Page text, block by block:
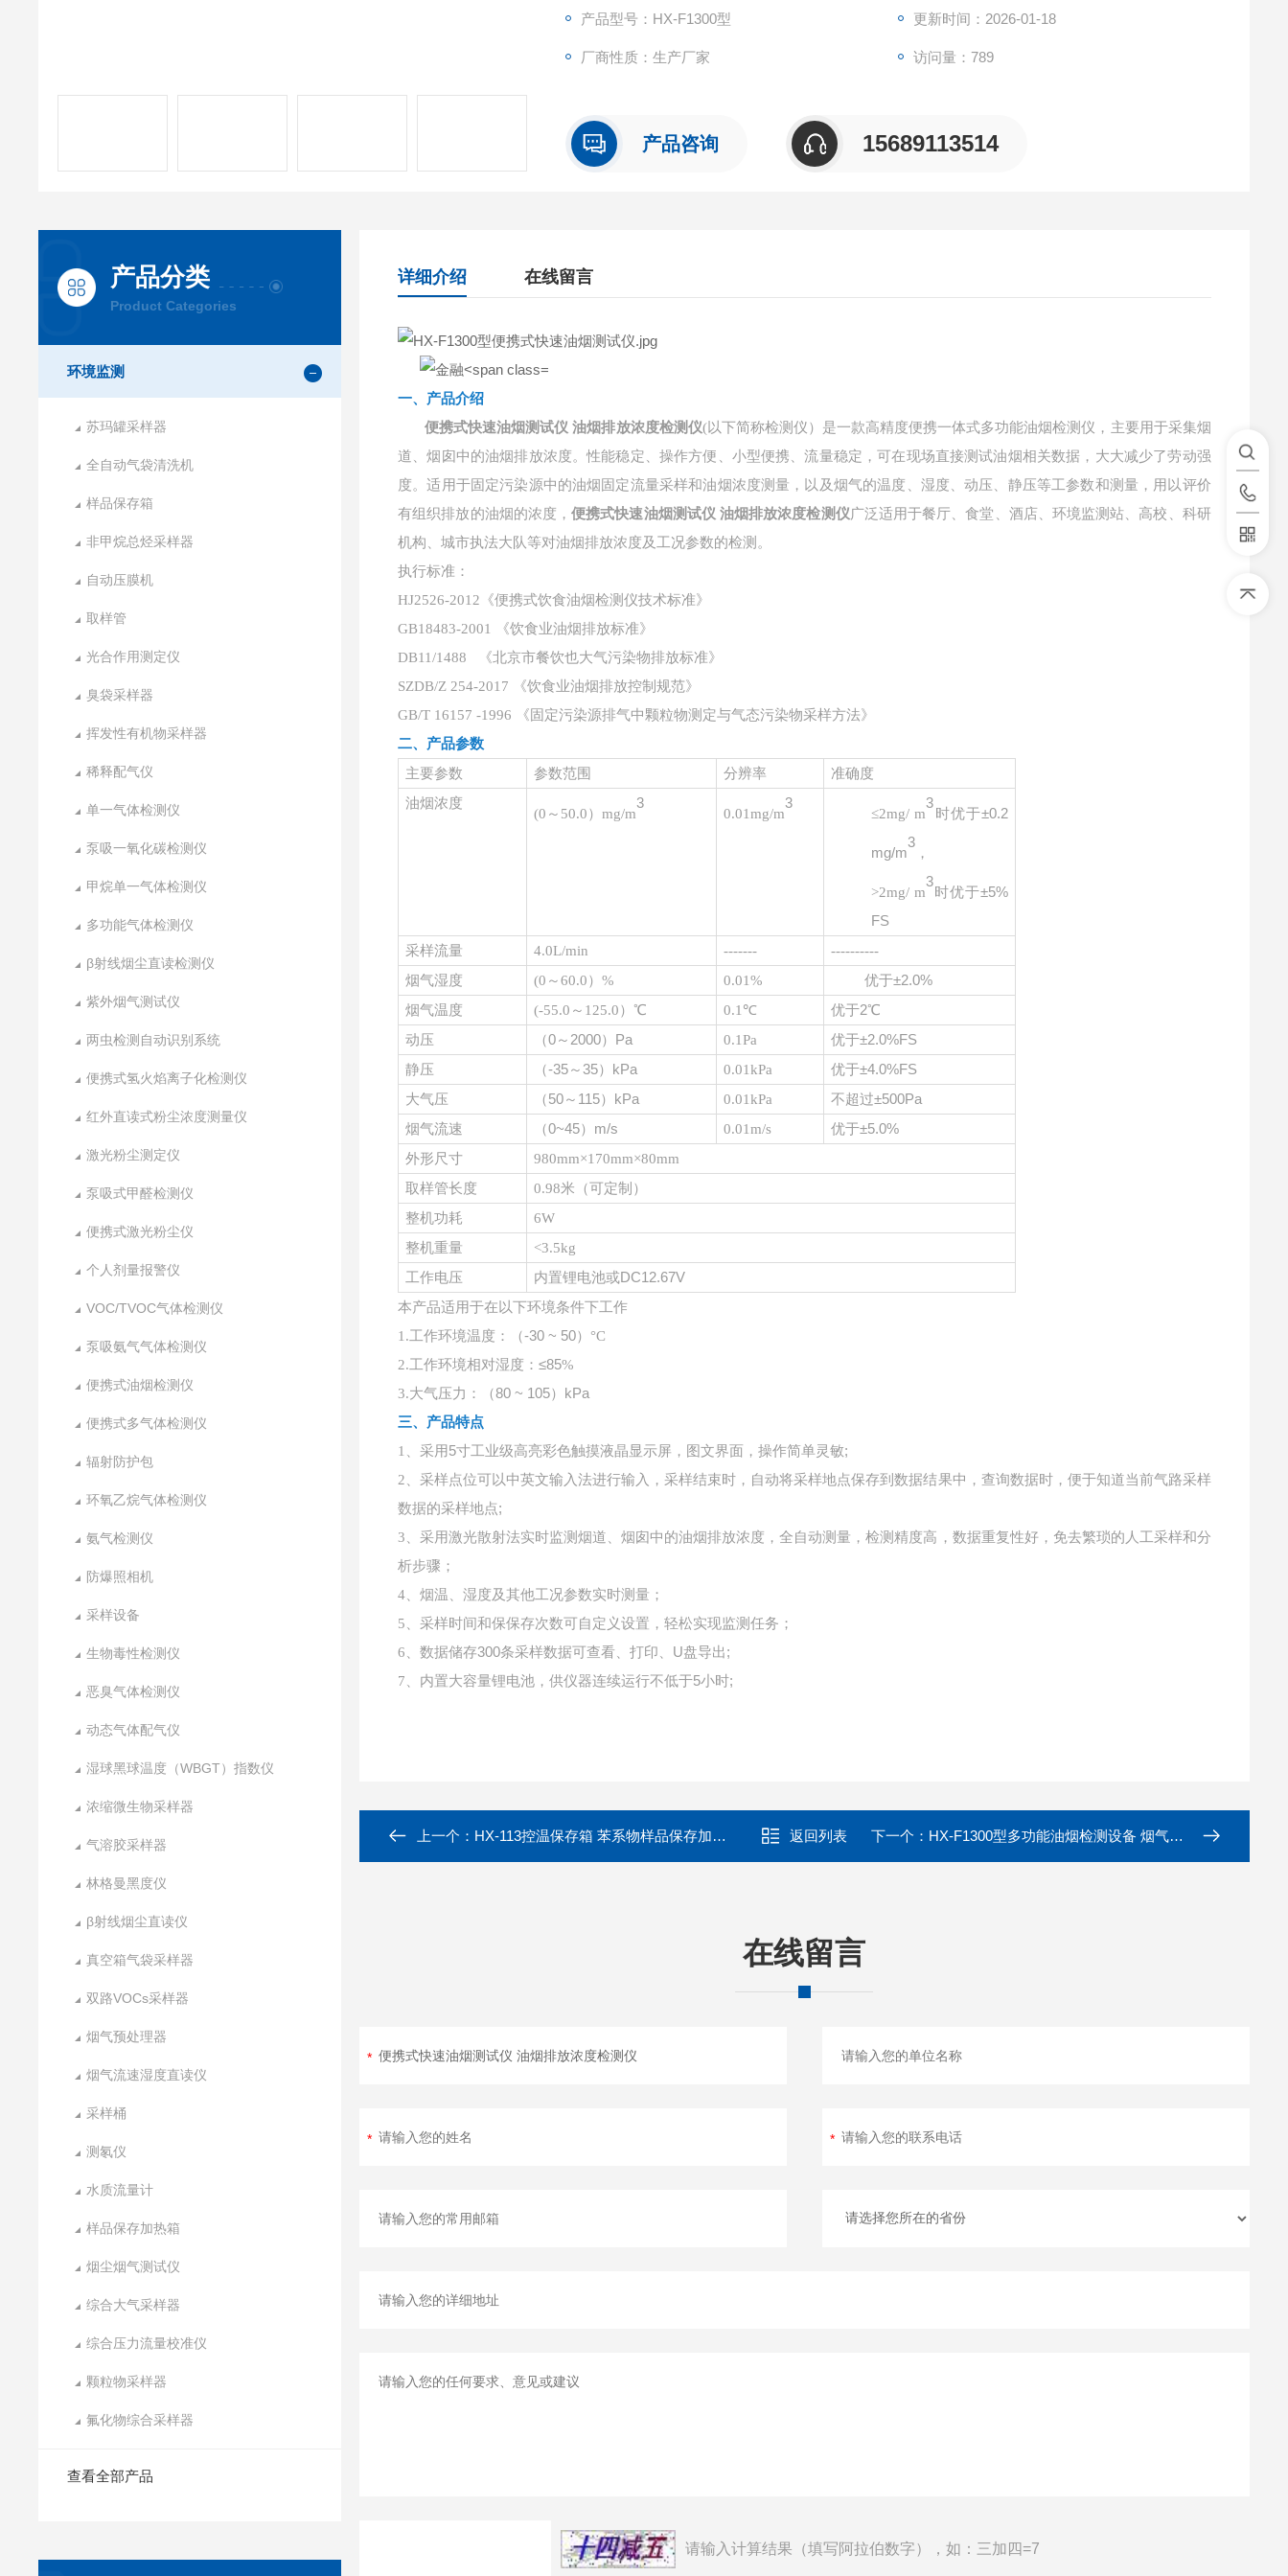
产品型号：HX-F1300型 更新时间：2026-01-18
厂商性质：生产厂家 访问量：789
产品咨询 15689113514
产品分类
Product Categories
环境监测
苏玛罐采样器
全自动气袋清洗机
样品保存箱
非甲烷总烃采样器
自动压膜机
取样管
光合作用测定仪
臭袋采样器
挥发性有机物采样器
稀释配气仪
单一气体检测仪
泵吸一氧化碳检测仪
甲烷单一气体检测仪
多功能气体检测仪
β射线烟尘直读检测仪
紫外烟气测试仪
两虫检测自动识别系统
便携式氢火焰离子化检测仪
红外直读式粉尘浓度测量仪
激光粉尘测定仪
泵吸式甲醛检测仪
便携式激光粉尘仪
个人剂量报警仪
VOC/TVOC气体检测仪
泵吸氨气气体检测仪
便携式油烟检测仪
便携式多气体检测仪
辐射防护包
环氧乙烷气体检测仪
氨气检测仪
防爆照相机
采样设备
生物毒性检测仪
恶臭气体检测仪
动态气体配气仪
湿球黑球温度（WBGT）指数仪
浓缩微生物采样器
气溶胶采样器
林格曼黑度仪
β射线烟尘直读仪
真空箱气袋采样器
双路VOCs采样器
烟气预处理器
烟气流速湿度直读仪
采样桶
测氡仪
水质流量计
样品保存加热箱
烟尘烟气测试仪
综合大气采样器
综合压力流量校准仪
颗粒物采样器
氟化物综合采样器
查看全部产品
详细介绍 在线留言
一、产品介绍
便携式快速油烟测试仪 油烟排放浓度检测仪(以下简称检测仪）是一款高精度便携一体式多功能油烟检测仪，主要用于采集烟
道、烟囱中的油烟排放浓度。性能稳定、操作方便、小型便携、流量稳定，可在现场直接测试油烟相关数据，大大减少了劳动强
度。适用于固定污染源中的油烟固定流量采样和油烟浓度测量，以及烟气的温度、湿度、动压、静压等工参数和测量，用以评价
有组织排放的油烟的浓度，便携式快速油烟测试仪 油烟排放浓度检测仪广泛适用于餐厅、食堂、酒店、环境监测站、高校、科研
机构、城市执法大队等对油烟排放浓度及工况参数的检测。
执行标准：
HJ2526-2012《便携式饮食油烟检测仪技术标准》
GB18483-2001 《饮食业油烟排放标准》
DB11/1488 《北京市餐饮也大气污染物排放标准》
SZDB/Z 254-2017 《饮食业油烟排放控制规范》
GB/T 16157 -1996 《固定污染源排气中颗粒物测定与气态污染物采样方法》
二、产品参数
主要参数
参数范围 分辨率
准确度
油烟浓度
(0～50.0）mg/m
3
0.01mg/m
3
≤2mg/ m
3
时优于±0.2
mg/m
3
，
>2mg/ m
3
时优于±5%
FS
采样流量 4.0L/min -------
----------
烟气湿度
(0～60.0）% 0.01% 优于±2.0%
烟气温度 (-55.0～125.0）℃ 0.1℃ 优于2℃
动压 （0～2000）Pa 0.1Pa 优于±2.0%FS
静压 （-35～35）kPa 0.01kPa 优于±4.0%FS
大气压 （50～115）kPa 0.01kPa 不超过±500Pa
烟气流速 （0~45）m/s 0.01m/s 优于±5.0%
外形尺寸
980mm×170mm×80mm
取样管长度
0.98米（可定制）
整机功耗
6W
整机重量
<3.5kg
工作电压
内置锂电池或DC12.67V
本产品适用于在以下环境条件下工作
1 .工作环境温度：（-30 ~ 50） °C
2.工作环境相对湿度：≤85%
3.大气压力：（80 ~ 105）kPa
三、产品特点
1、采用5寸工业级高亮彩色触摸液晶显示屏，图文界面，操作简单灵敏;
2、采样点位可以中英文输入法进行输入，采样结束时，自动将采样地点保存到数据结果中，查询数据时，便于知道当前气路采样
数据的采样地点;
3、采用激光散射法实时监测烟道、烟囱中的油烟排放浓度，全自动测量，检测精度高，数据重复性好，免去繁琐的人工采样和分
析步骤 ；
4、烟温、湿度及其他工况参数实时测量 ；
5、采样时间和保保存次数可自定义设置，轻松实现监测任务 ；
6、数据储存300条采样数据可查看、打印、U盘导出;
7、 内置大容量锂电池，供仪器连续运行不低于5小时;
上一个： HX-113控温保存箱 苯系物样品保存加热箱 返回列表 下一个： HX-F1300型多功能油烟检测设备 烟气固定流量采样器
在线留言
请输入计算结果（填写阿拉伯数字），如：三加四=7